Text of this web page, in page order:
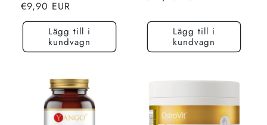
Normalt
pris
€9,90 EUR
Lägg till i
kundvagn
Lägg till i
kundvagn